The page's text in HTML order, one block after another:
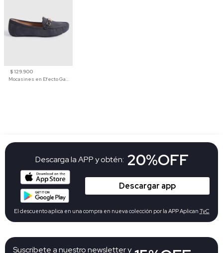
$ 129.900
Mocasines en Efecto Gamuzado Para Mujer
Suscribete a nuestro newsletter y
Descarga la APP y obtén: 20%OFF
Descargar app
El descuento aplica en una compra en nueva colección por la APP Aplican TyC